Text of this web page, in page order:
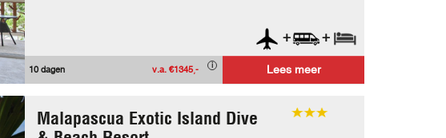
+ +
10 dagen v.a. €1345,- Lees meer
Malapascua Exotic Island Dive
& Beach Resort